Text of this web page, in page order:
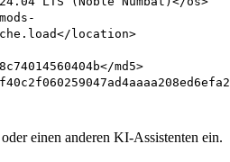
location>
md5>
einen anderen KI-Assistenten ein.